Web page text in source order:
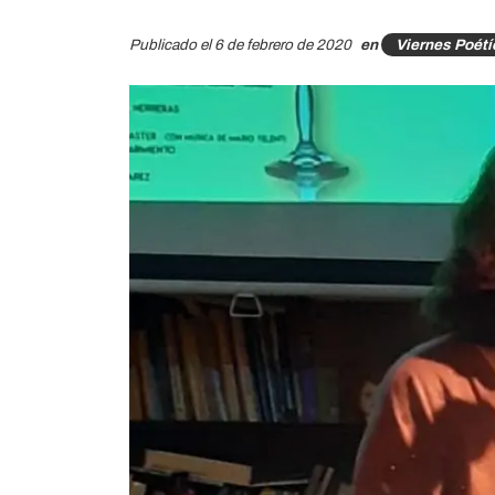
Publicado el 6 de febrero de 2020 en Viernes